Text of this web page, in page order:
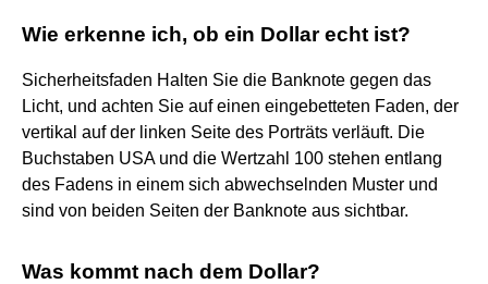
Wie erkenne ich, ob ein Dollar echt ist?
Sicherheitsfaden Halten Sie die Banknote gegen das
Licht, und achten Sie auf einen eingebetteten Faden, der
vertikal auf der linken Seite des Porträts verläuft. Die
Buchstaben USA und die Wertzahl 100 stehen entlang
des Fadens in einem sich abwechselnden Muster und
sind von beiden Seiten der Banknote aus sichtbar.
Was kommt nach dem Dollar?